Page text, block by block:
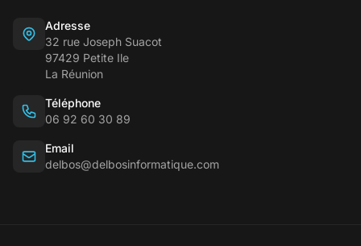
Adresse
32 rue Joseph Suacot
97429 Petite Ile
La Réunion
Téléphone
06 92 60 30 89
Email
delbos@delbosinformatique.com